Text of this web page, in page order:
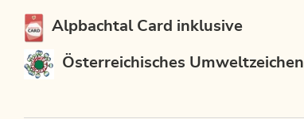
Diese Unterkunft ist Mitglied von
Alpbachtal Card inklusive
Österreichisches Umweltzeichen